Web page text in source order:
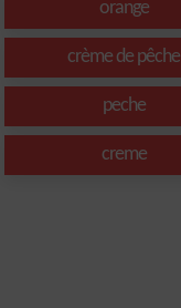
orange
crème de pêche
peche
creme